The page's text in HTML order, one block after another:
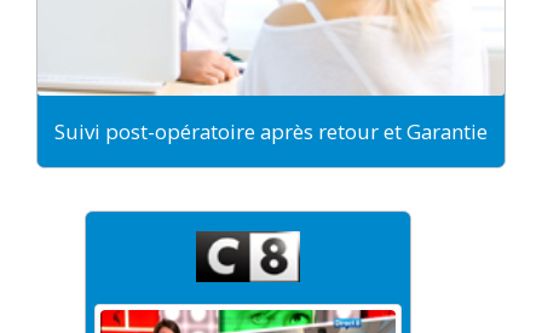
Suivi post-opératoire après retour et Garantie